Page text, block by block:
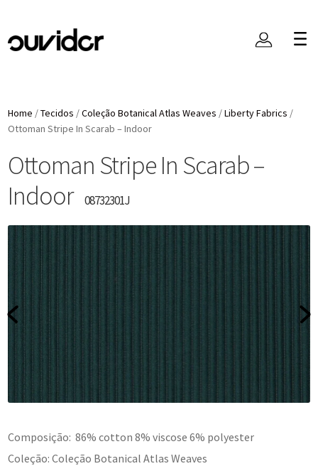
Home /Tecidos /Coleção Botanical Atlas Weaves /Liberty Fabrics /
Ottoman Stripe In Scarab – Indoor
Ottoman Stripe In Scarab –
Indoor
08732301J
Composição: 86% cotton 8% viscose 6% polyester
Coleção: Coleção Botanical Atlas Weaves